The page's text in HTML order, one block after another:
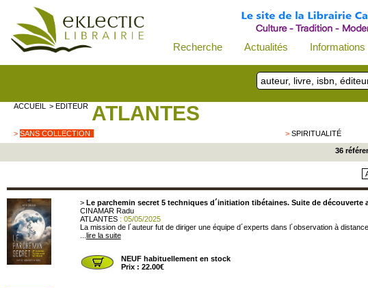
Recherche Actualités Informations
ACCUEIL > EDITEUR ATLANTES
> SANS COLLECTION >SPIRITUALITÉ
36
> Le parchemin secret 5 techniques d´initiation tibétaines. Suite de découverte
CINAMAR Radu
ATLANTES: 05/05/2025
La mission de l´auteur fut de diriger une équipe d´experts dans l´observation à
lire la suite
NEUF habituellement en stock
Prix : 22.00€